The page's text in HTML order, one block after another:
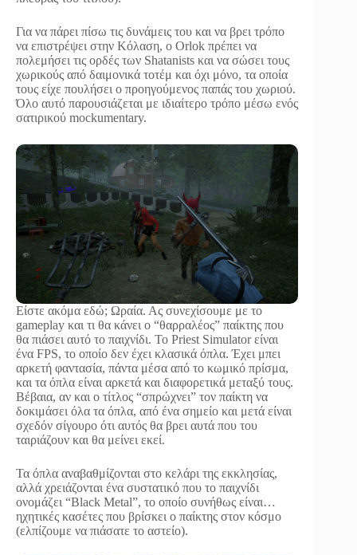
Για να πάρει πίσω τις δυνάμεις του και να βρει τρόπο
να επιστρέψει στην Κόλαση, ο Orlok πρέπει να
πολεμήσει τις ορδές των Shatanists και να σώσει τους
χωρικούς από δαιμονικά τοτέμ και όχι μόνο, τα οποία
τους είχε πουλήσει ο προηγούμενος παπάς του χωριού.
Όλο αυτό παρουσιάζεται με ιδιαίτερο τρόπο μέσω ενός
σατιρικού mockumentary.
Είστε ακόμα εδώ; Ωραία. Ας συνεχίσουμε με το
gameplay και τι θα κάνει ο “θαρραλέος” παίκτης που
θα πιάσει αυτό το παιχνίδι. Το Priest Simulator είναι
ένα FPS, το οποίο δεν έχει κλασικά όπλα. Έχει μπει
αρκετή φαντασία, πάντα μέσα από το κωμικό πρίσμα,
και τα όπλα είναι αρκετά και διαφορετικά μεταξύ τους.
Βέβαια, αν και ο τίτλος “σπρώχνει” τον παίκτη να
δοκιμάσει όλα τα όπλα, από ένα σημείο και μετά είναι
σχεδόν σίγουρο ότι αυτός θα βρει αυτά που του
ταιριάζουν και θα μείνει εκεί.
Τα όπλα αναβαθμίζονται στο κελάρι της εκκλησίας,
αλλά χρειάζονται ένα συστατικό που το παιχνίδι
ονομάζει “Black Metal”, το οποίο συνήθως είναι…
ηχητικές κασέτες που βρίσκει ο παίκτης στον κόσμο
(ελπίζουμε να πιάσατε το αστείο).